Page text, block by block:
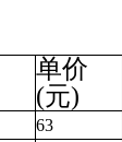
单价
(元)
63